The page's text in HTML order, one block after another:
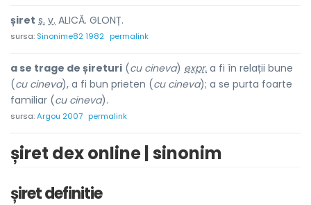
șiret s. v. ALICĂ. GLONȚ.
sursa: Sinonime82 1982 permalink
a se trage de șireturi (cu cineva) expr. a fi în relații bune
(cu cineva), a fi bun prieten (cu cineva); a se purta foarte
familiar (cu cineva).
sursa:Argou 2007 permalink
șiret dex online | sinonim
șiret definitie